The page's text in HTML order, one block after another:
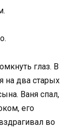
глаз. В
на два старых
Ваня спал,
его
во